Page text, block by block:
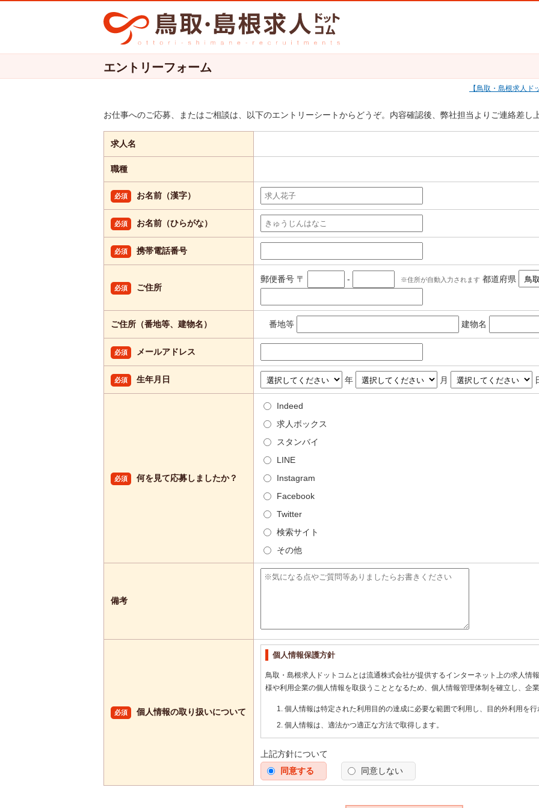
エントリーフォーム
鳥取・島根求人ド
お仕事へのご応募、またはご相談は、以下のエントリーシートからどうぞ。内容確認後、弊社担当よりご連絡差し
求人名
職種
必須 お名前（漢字）
必須 お名前（ひらがな）
必須 携帯電話番号
必須 ご住所
郵便番号 〒 - 住所が自動入力されます 都道府県
ご住所（番地等、建物名） 番地等 建物名
必須 メールアドレス
必須 生年月日 年 月
必須 何を見て応募しましたか？
Indeed
求人ボックス
スタンバイ
LINE
Instagram
Facebook
Twitter
検索サイト
その他
備考
必須 個人情報の取り扱いについて
個人情報保護方針
鳥取・島根求人ドットコムとは流通株式会社が提供するインターネット上の求人情
様や利用企業の個人情報を取扱うこととなるため、個人情報管理体制を確立し、企
個人情報は特定された利用目的の達成に必要な範囲で利用し、目的外利用を
個人情報は、適法かつ適正な方法で取得します。
個人情報は、本人の同意なく第三者に提供しません。
個人情報の管理にあたっては、漏洩・滅失・毀損の防止及び是正、その他の
う努めます。
個人情報保護に関する法令、国の定める指針、業界規範・慣習、公序良俗を
上記方針について
同意する
同意しない